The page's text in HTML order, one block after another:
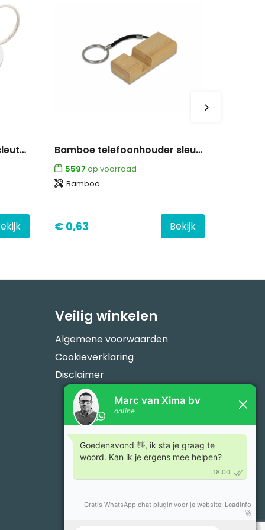
BeerCart - trolley munt sleutelhanger Bamboe telefoonhouder sleutelhanger
5597 op voorraad
Bamboo
€ 0,63 Bekijk
Veilig winkelen
Algemene voorwaarden
Cookieverklaring
Disclaimer